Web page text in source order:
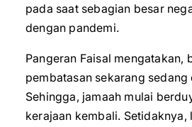
pada saat sebagian besar
dengan pandemi.
Pangeran Faisal mengatakan,
pembatasan sekarang
Sehingga, jamaah mulai
kerajaan kembali.